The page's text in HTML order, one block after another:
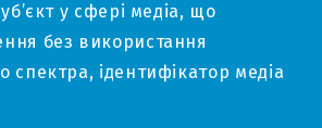
у сфері медіа, що
без використання
спектра, ідентифікатор медіа